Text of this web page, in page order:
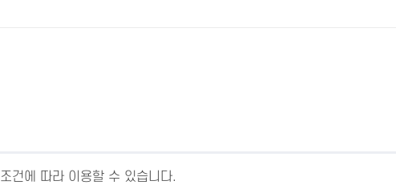
조건에 따라 이용할 수 있습니다.